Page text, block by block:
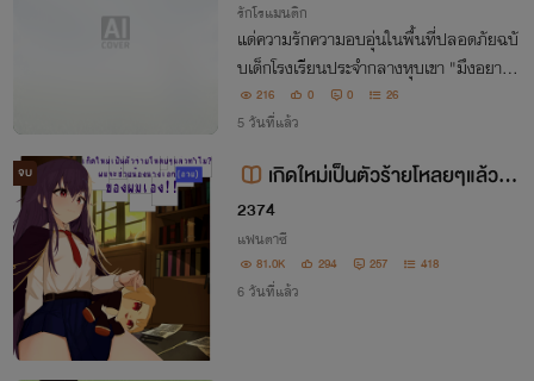
รักโรแมนติก
แด่ความรักความอบอุ่นในพื้นที่ปลอดภัยฉบั
บเด็กโรงเรียนประจำกลางหุบเขา "มึงอยากก
ลับไปแก้ไขอะไรมากที่สุดในชีวิตวะ?" จิตวิญ
ญาณในวัย 31 ปี ย้อนมิติเวลากลับมารักษา
216 0 0 26
5 วันที่แล้ว
จบ
เกิดใหม่เป็นตัวร้ายโหลยๆแล้วทำ
ไม? ผมจะช่วยน้องนางเอก(อวย)ของ
ผมเอง!!
2374
แฟนตาซี
81.0K 294 257 418
6 วันที่แล้ว